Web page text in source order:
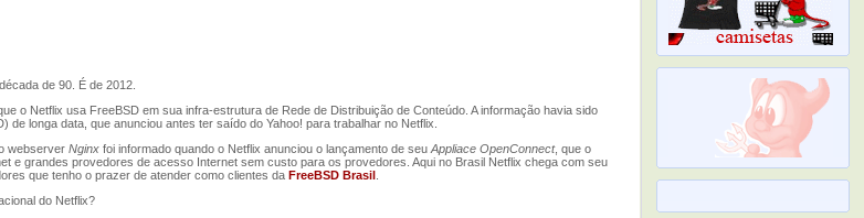
de 90. É de 2012.
o Netflix usa FreeBSD em sua infra-estrutura de Rede de Distribuição de Conteúdo. A informação havia sido
longa data, que anunciou antes ter saído do Yahoo! para trabalhar no Netflix.
webserver Nginx foi informado quando o Netflix anunciou o lançamento de seu Appliace OpenConnect, que o
e grandes provedores de acesso Internet sem custo para os provedores. Aqui no Brasil Netflix chega com seu
que tenho o prazer de atender como clientes da FreeBSD Brasil
do Netflix?